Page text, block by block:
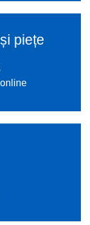
piețe